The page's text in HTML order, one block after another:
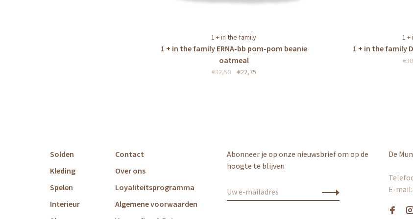
1 + in the family
1 + in the family ERNA-bb pom-pom beanie
oatmeal
€32,50 €22,75
1 +
1 + in the family
Solden
Kleding
Spelen
Interieur
Contact
Over ons
Loyaliteitsprogramma
Algemene voorwaarden
Abonneer je op onze nieuwsbrief om op de
hoogte te blijven
De
E-mail: